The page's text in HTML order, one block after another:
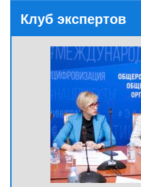
Клуб экспертов